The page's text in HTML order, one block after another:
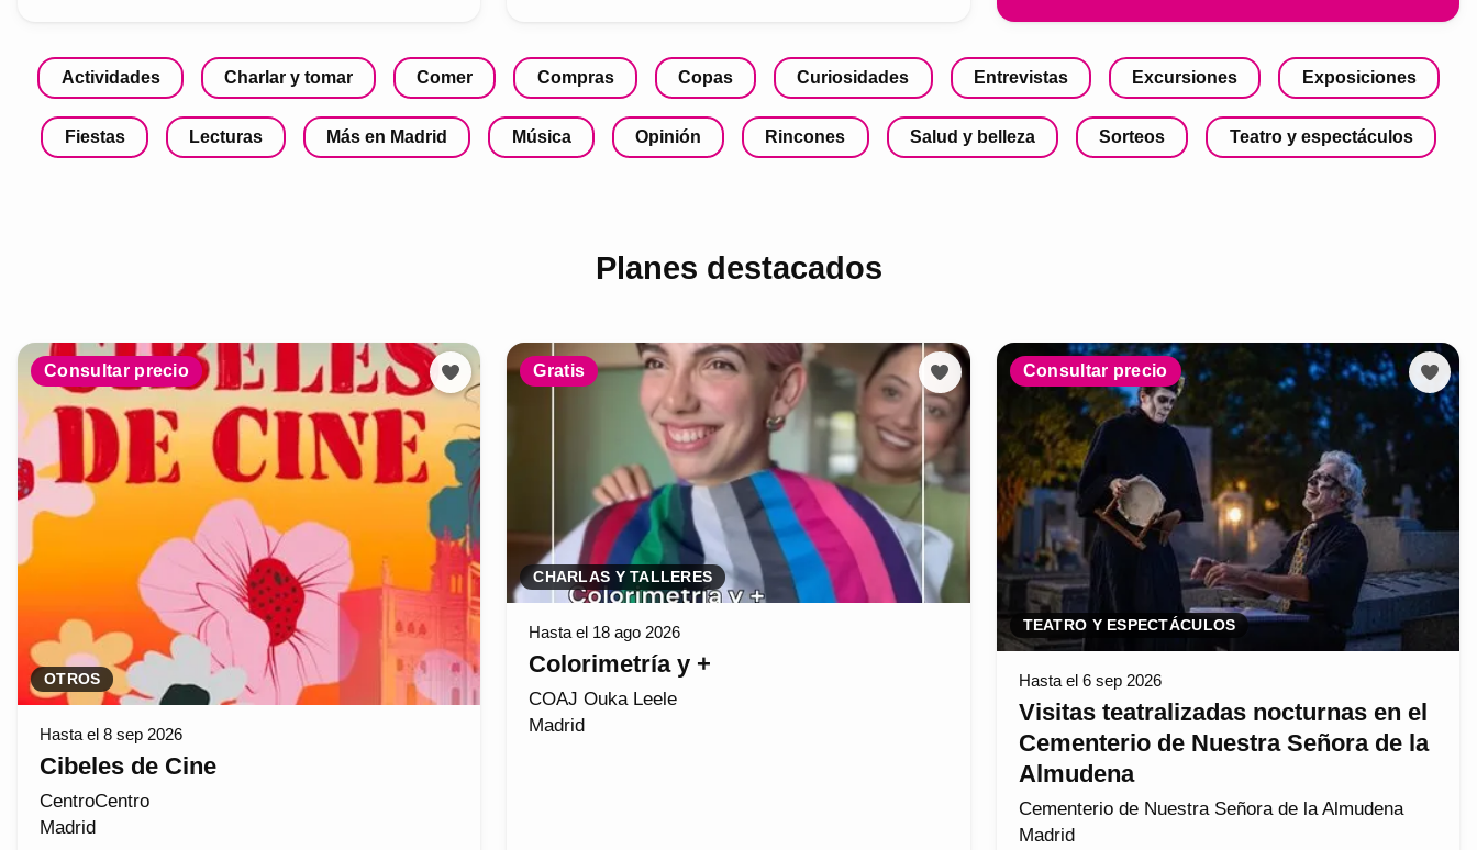
Actividades Charlar y tomar Comer Compras Copas Curiosidades Entrevistas Excursiones Exposiciones
Fiestas Lecturas Más en Madrid Música Opinión Rincones Salud y belleza Sorteos Teatro y espectáculos
Planes destacados
Consultar precio
OTROS
Hasta el 8 sep 2026
Cibeles de Cine
CentroCentro
Madrid
Gratis
CHARLAS Y TALLERES
Hasta el 18 ago 2026
Colorimetría y +
COAJ Ouka Leele
Madrid
Consultar precio
TEATRO Y ESPECTÁCULOS
Hasta el 6 sep 2026
Visitas teatralizadas nocturnas en el
Cementerio de Nuestra Señora de la
Almudena
Cementerio de Nuestra Señora de la Almudena
Madrid